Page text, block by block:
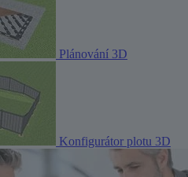
Plánování 3D
Konfigurátor plotu 3D